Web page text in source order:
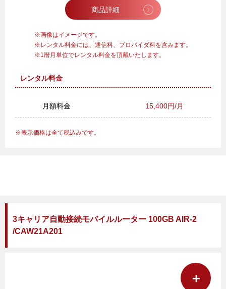
商品詳細
画像はイメージです。
レンタル料金には、通信料、プロバイダ料を含みます。
1暦月単位でレンタル料金を頂戴いたします。
レンタル料金
月額料金 15,400円/月
表示価格は全て税込みです。
3キャリア自動接続モバイルルーター 100GB AIR-2
/CAW21A201
＋